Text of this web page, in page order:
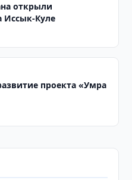
открыли
Иссык-Куле
проекта «Умра